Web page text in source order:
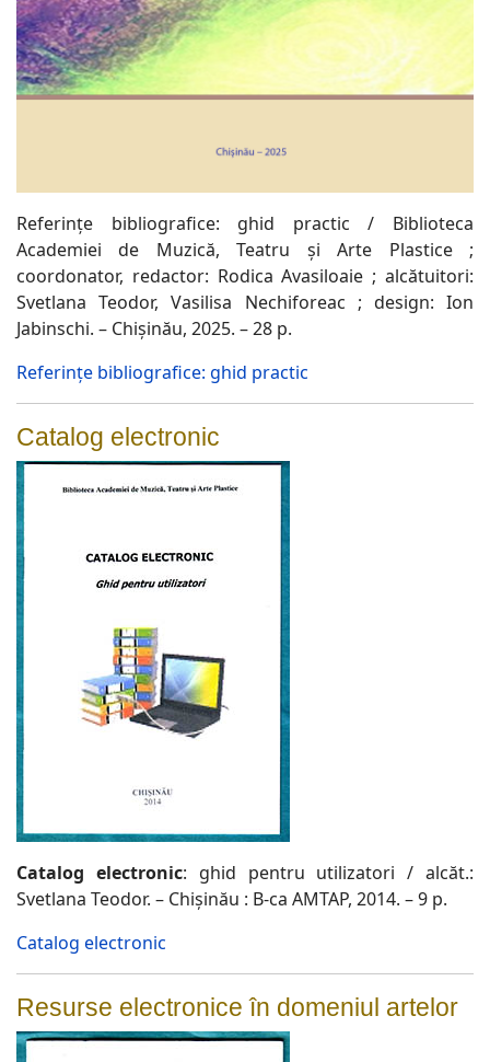
Referinţe bibliografice: ghid practic / Biblioteca
Academiei de Muzică, Teatru şi Arte Plastice ;
coordonator, redactor: Rodica Avasiloaie ; alcătuitori:
Svetlana Teodor, Vasilisa Nechiforeac ; design: Ion
Jabinschi. – Chişinău, 2025. – 28 p.
Referinţe bibliografice: ghid practic
Catalog electronic
Catalog electronic: ghid pentru utilizatori / alcăt.:
Svetlana Teodor. – Chişinău : B-ca AMTAP, 2014. – 9 p.
Catalog electronic
Resurse electronice în domeniul artelor